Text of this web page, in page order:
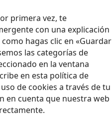
primera vez, te
con una explicación
hagas clic en «Guardar
las categorías de
en la ventana
en esta política de
de cookies a través de tu
en cuenta que nuestra web